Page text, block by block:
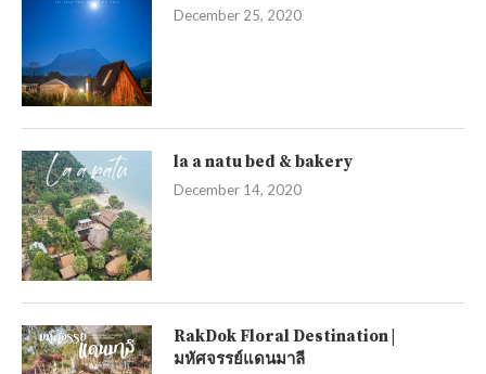
December 25, 2020
la a natu bed & bakery
December 14, 2020
RakDok Floral Destination |
มหัศจรรย์แดนมาลี